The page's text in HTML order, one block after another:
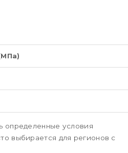
определенные условия
выбирается для регионов с